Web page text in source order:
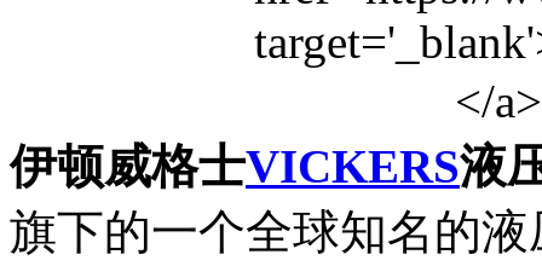
伊顿威格士VICKERS液
旗下的一个全球知名的